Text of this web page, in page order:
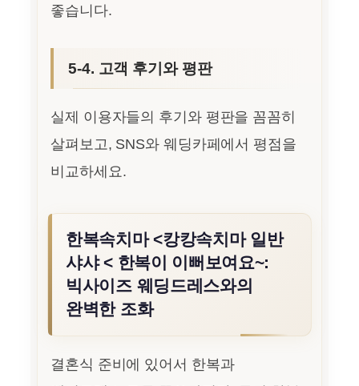
좋습니다.
5-4. 고객 후기와 평판
실제 이용자들의 후기와 평판을 꼼꼼히
살펴보고, SNS와 웨딩카페에서 평점을
비교하세요.
한복속치마 <캉캉속치마 일반
샤샤 < 한복이 이뻐보여요~:
빅사이즈 웨딩드레스와의
완벽한 조화
결혼식 준비에 있어서 한복과